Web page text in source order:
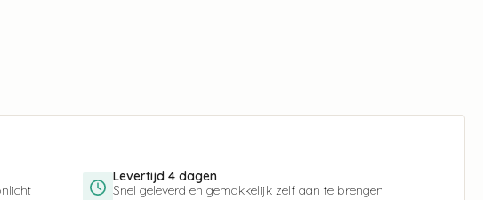
Levertijd 4 dagen
Snel geleverd en gemakkelijk zelf aan te brengen